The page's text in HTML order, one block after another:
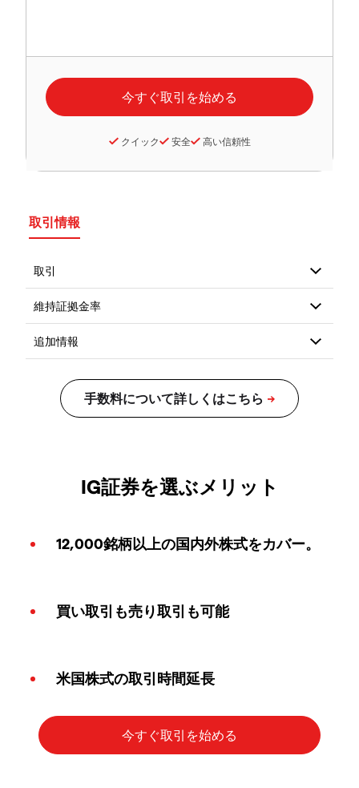
クイック 安全 高い信頼性
取引情報
IG証券を選ぶメリット
12,000銘柄以上の国内外株式をカバー。
買い取引も売り取引も可能
米国株式の取引時間延長